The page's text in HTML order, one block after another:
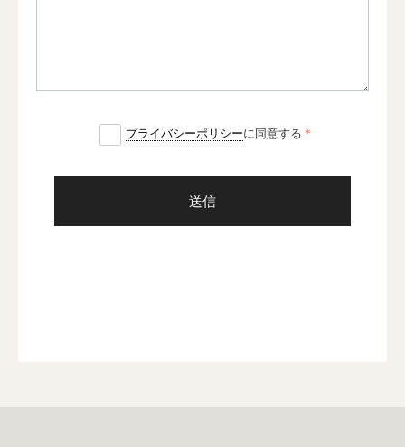
プライバシーポリシーに同意する
送信